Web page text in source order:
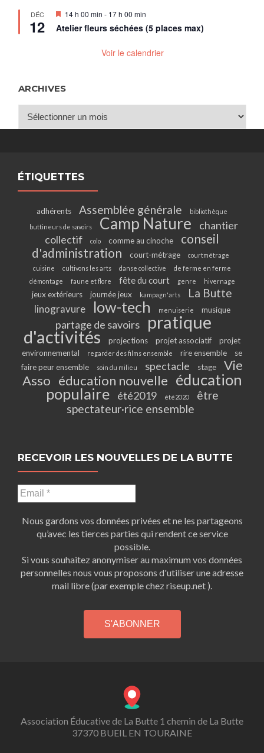
DÉC
12
Mis
en
avant
14 h 00 min - 17 h 00 min
Atelier fleurs séchées (5 places max)
Voir le calendrier
ARCHIVES
ÉTIQUETTES
adhérents Assemblée générale
bibliothèque
buttineurs de savoirs
Camp Nature
chantier
collectif
colo comme au cinoche
conseil
d'administration
court-métrage
courtmétrage
cuisine
cultivons les arts danse collective
de ferme en ferme
démontage
faune et flore fête du court genre hivernage
jeux extérieurs journée jeux kampagn'arts La Butte
linogravure low-tech menuiserie musique
partage de savoirs pratique
d'activités projections projet associatif
projet
environnemental
regarder des films ensemble rire ensemble
se
faire peur ensemble
soin du milieu spectacle stage
Vie
Asso éducation nouvelle éducation
populaire
été2019 été2020
être
spectateur·rice ensemble
RECEVOIR LES NOUVELLES DE LA BUTTE
Nous gardons vos données privées et ne les partageons
qu’avec les tierces parties qui rendent ce service
possible.
Si vous souhaitez anonymiser au maximum vos données
personnelles nous vous proposons d'utiliser une adresse
mail libre (par exemple chez riseup.net ).
Association Éducative de La Butte 1 chemin de La Butte
37370 BUEIL EN TOURAINE